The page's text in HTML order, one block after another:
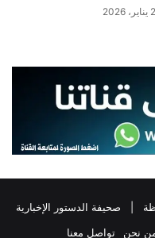
صحيفة الدستور الإخبارية
نحن تواصل معنا